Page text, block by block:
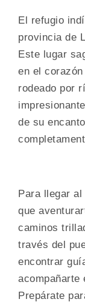
El refugio
provincia de
Este lugar
en el
rodeado por
de su
Para llegar
que
caminos
través del
encontrar
acompañarte
Prepárate